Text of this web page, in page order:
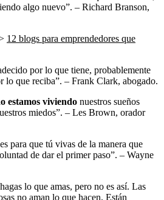
algo nuevo”. – Richard Branson,
12 blogs para emprendedores que
por lo que tiene, probablemente
lo que reciba”. – Frank Clark, abogado.
estamos viviendo nuestros sueños
miedos”. – Les Brown, orador
para que tú vivas de la manera que
de dar el primer paso”. – Wayne
lo que amas, pero no es así. Las
no aman lo que hacen. Están